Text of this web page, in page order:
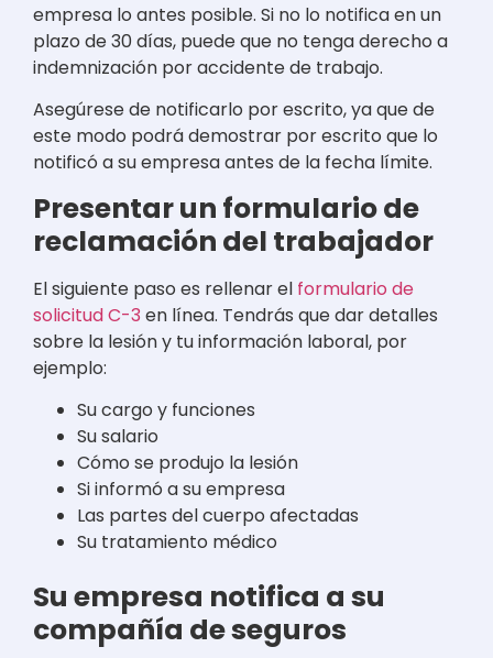
empresa lo antes posible. Si no lo notifica en un
plazo de 30 días, puede que no tenga derecho a
indemnización por accidente de trabajo.
Asegúrese de notificarlo por escrito, ya que de
este modo podrá demostrar por escrito que lo
notificó a su empresa antes de la fecha límite.
Presentar un formulario de
reclamación del trabajador
El siguiente paso es rellenar el formulario de
solicitud C-3 en línea. Tendrás que dar detalles
sobre la lesión y tu información laboral, por
ejemplo:
Su cargo y funciones
Su salario
Cómo se produjo la lesión
Si informó a su empresa
Las partes del cuerpo afectadas
Su tratamiento médico
Su empresa notifica a su
compañía de seguros